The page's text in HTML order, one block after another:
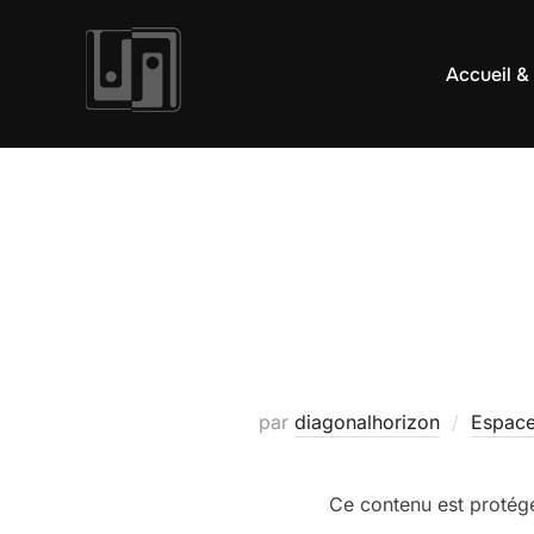
Accueil
par diagonalhorizon
Ce contenu est